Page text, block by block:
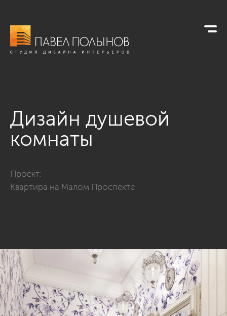
Дизайн душевой
комнаты
Проект:
Квартира на Малом Проспекте